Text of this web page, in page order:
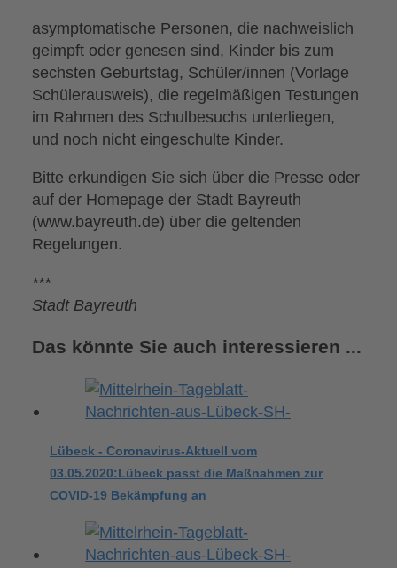
asymptomatische Personen, die nachweislich
geimpft oder genesen sind, Kinder bis zum
sechsten Geburtstag, Schüler/innen (Vorlage
Schülerausweis), die regelmäßigen Testungen
im Rahmen des Schulbesuchs unterliegen,
und noch nicht eingeschulte Kinder.
Bitte erkundigen Sie sich über die Presse oder
auf der Homepage der Stadt Bayreuth
(www.bayreuth.de) über die geltenden
Regelungen.
***
Stadt Bayreuth
Das könnte Sie auch interessieren ...
Lübeck - Coronavirus-Aktuell vom
03.05.2020:Lübeck passt die Maßnahmen zur
COVID-19 Bekämpfung an